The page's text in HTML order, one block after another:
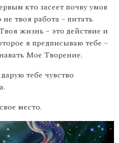
кто засеет почву умов
твоя работа – питать
жизнь – это действие и
я предписываю тебе –
Мое Творение.
тебе чувство
место.